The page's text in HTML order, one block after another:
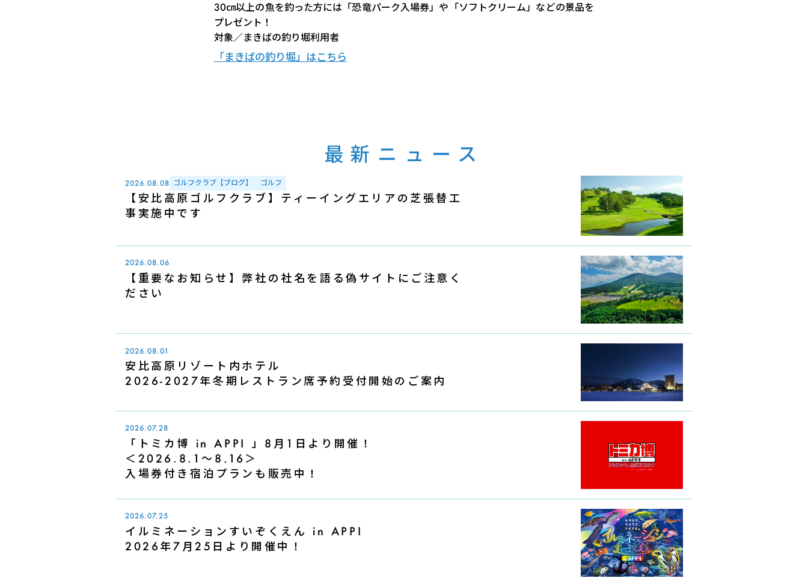
30㎝以上の魚を釣った方には「恐竜パーク入場券」や「ソフトクリーム」などの景品を
プレゼント！
対象／まきばの釣り堀利用者
「まきばの釣り堀」はこちら
最新ニュース
2026.08.08 ゴルフクラブ【ブログ】 ゴルフ
【安比高原ゴルフクラブ】ティーイングエリアの芝張替工
事実施中です
2026.08.06
【重要なお知らせ】弊社の社名を語る偽サイトにご注意く
ださい
2026.08.01
安比高原リゾート内ホテル
2026-2027年冬期レストラン席予約受付開始のご案内
2026.07.28
「トミカ博 in APPI 」8月1日より開催！
＜2026.8.1～8.16＞
入場券付き宿泊プランも販売中！
2026.07.25
イルミネーションすいぞくえん in APPI
2026年7月25日より開催中！